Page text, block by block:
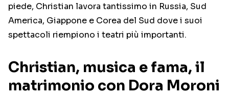
piede, Christian lavora tantissimo in Russia, Sud
America, Giappone e Corea del Sud dove i suoi
spettacoli riempiono i teatri più importanti.
Christian, musica e fama, il
matrimonio con Dora Moroni